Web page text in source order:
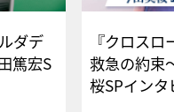
ダデ
篤宏S
ー
『クロス
救急の約束
桜SPイ